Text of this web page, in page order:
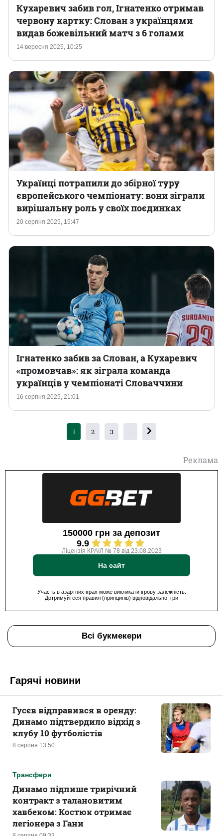
14 вересня 2025, 10:25
Кухаревич забив гол, Ігнатенко отримав
червону картку: Слован з українцями
видав божевільний матч з 6 голами
20 серпня 2025, 15:47
Українці потрапили до збірної туру
європейського чемпіонату: вони зіграли
вирішальну роль у своїх поєдинках
16 серпня 2025, 21:01
Ігнатенко забив за Слован, а Кухаревич
«промовчав»: як зіграла команда
українців у чемпіонаті Словаччини
1 2 3 ...
Реклама
150000 грн за депозит
9.9
Ліцензія КРАІЛ № 78 від 23.08.2023
На сайт
Участь в азартних іграх може викликати ігрову залежність.
Дотримуйтеся правил (принципів) відповідальної гри
Всі букмекери
Гарячі новини
8 серпня 13:50
Гусєв відправився в оренду:
Динамо підтвердило відхід з
клубу 10 футболістів
Трансфери
Динамо підпише трирічний
контракт з талановитим
хавбеком: Костюк отримає
легіонера з Гани